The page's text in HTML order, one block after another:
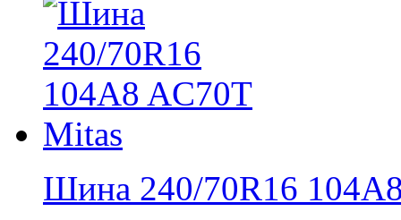
Шина 240/70R16